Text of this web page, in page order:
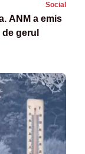
Social
ANM a emis
gerul